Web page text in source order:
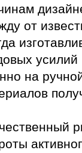
от
на